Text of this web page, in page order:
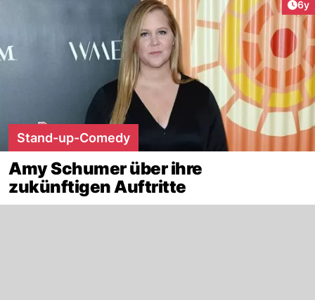
6y
Stand-up-Comedy
Amy Schumer über ihre
zukünftigen Auftritte